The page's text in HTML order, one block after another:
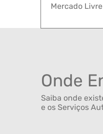
Mercado
Onde
Saiba onde
e os Serviços